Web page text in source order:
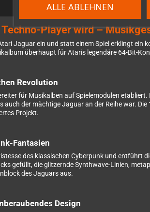
ALLE ABLEHNEN
Player wird –
Jaguar ein und statt einem Spiel erklingt
überhaupt für Ataris legendäre 64-Bit-
Revolution
für Musikalben auf Spielemodulen
auch der mächtige Jaguar an der Reihe war.
Projekt.
Fantasien
des klassischen Cyberpunk und
gefüllt, die glitzernde Synthwave-Linien,
des Jaguars aus.
Design